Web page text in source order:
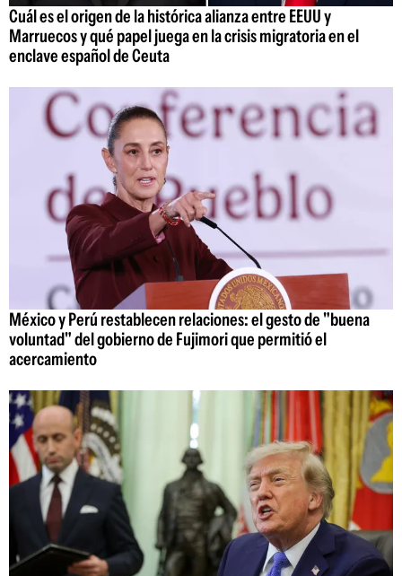
Cuál es el origen de la histórica alianza entre EEUU y
Marruecos y qué papel juega en la crisis migratoria en el
enclave español de Ceuta
México y Perú restablecen relaciones: el gesto de "buena
voluntad" del gobierno de Fujimori que permitió el
acercamiento